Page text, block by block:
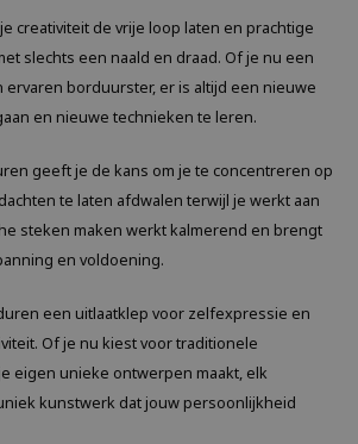
creativiteit de vrije loop laten en prachtige
slechts een naald en draad. Of je nu een
borduurster, er is altijd een nieuwe
en nieuwe technieken te leren.
geeft je de kans om je te concentreren op
te laten afdwalen terwijl je werkt aan
steken maken werkt kalmerend en brengt
en voldoening.
een uitlaatklep voor zelfexpressie en
Of je nu kiest voor traditionele
eigen unieke ontwerpen maakt, elk
kunstwerk dat jouw persoonlijkheid